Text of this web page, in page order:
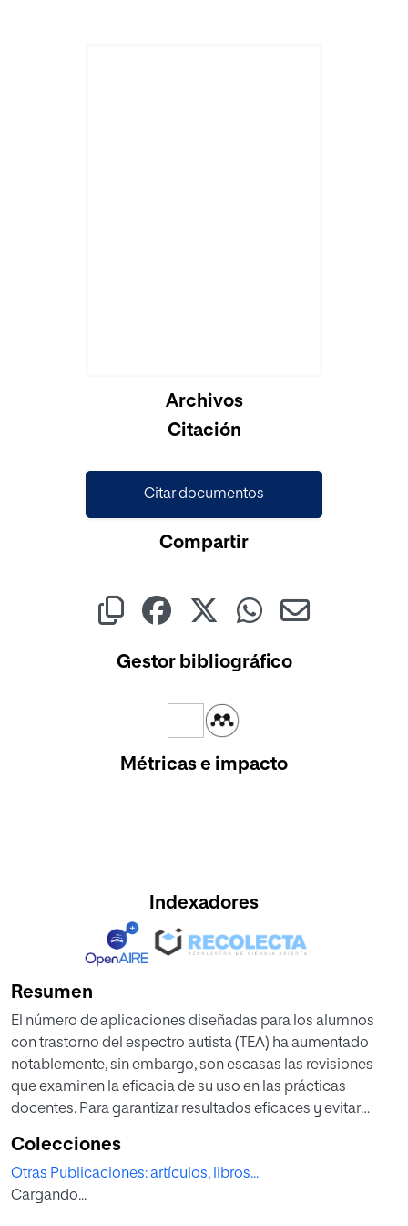
Archivos
Citación
Citar documentos
Compartir
Gestor bibliográfico
Métricas e impacto
Indexadores
Resumen
El número de aplicaciones diseñadas para los alumnos
con trastorno del espectro autista (TEA) ha aumentado
notablemente, sin embargo, son escasas las revisiones
que examinen la eficacia de su uso en las prácticas
docentes. Para garantizar resultados eficaces y evitar
se ha destacado la importancia de incorporar en el diseño
y uso de estas aplicaciones prácticas basadas en la
evidencia. Sin embargo, la mayoría de los docentes afirma
Colecciones
Otras Publicaciones: artículos, libros...
Cargando...